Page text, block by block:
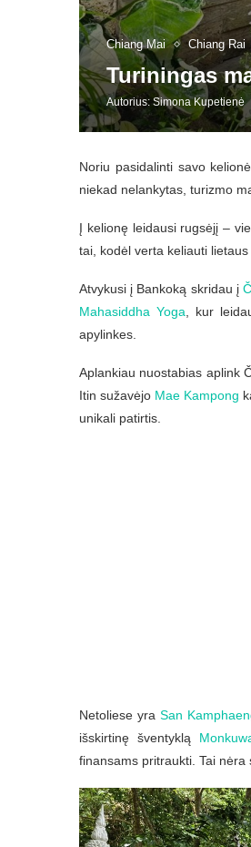
Chiang Mai Chiang Rai
Turiningas
Autorius: Simona Kupetienė
Noriu pasidalinti savo
niekad nelankytas, turizmo
Į kelionę leidausi rugsėjį –
tai, kodėl verta keliauti
Atvykusi į Bankoką skridau į
Mahasiddha Yoga , kur
apylinkes.
Aplankiau nuostabias aplink
Itin sužavėjo Mae Kampong
unikali patirtis.
Netoliese yra San
išskirtinę šventyklą
finansams pritraukti. Tai nėra